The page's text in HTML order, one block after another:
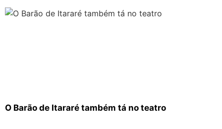
O Barão de Itararé também tá no teatro